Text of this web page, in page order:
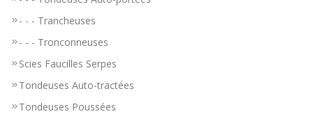
- - - Trancheuses
- - - Tronconneuses
Scies Faucilles Serpes
Tondeuses Auto-tractées
Tondeuses Poussées